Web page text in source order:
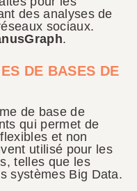
des analyses de
sociaux.
.
DE BASES DE
de base de
qui permet de
et non
utilisé pour les
telles que les
systèmes Big Data.